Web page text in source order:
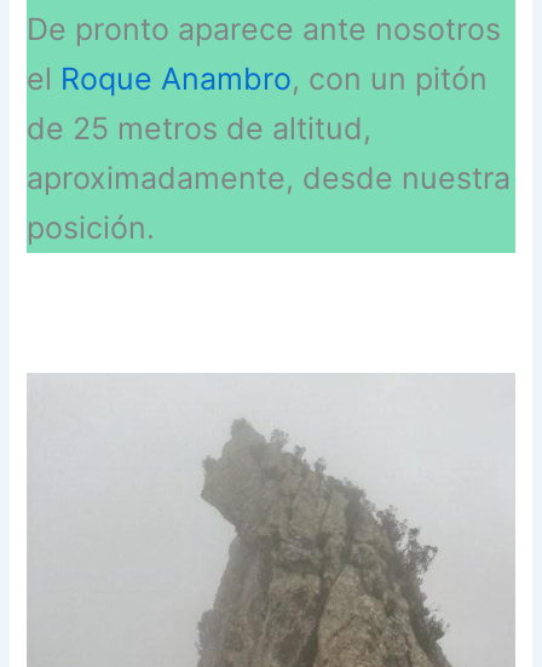
De pronto aparece ante nosotros
el Roque Anambro, con un pitón
de 25 metros de altitud,
aproximadamente, desde nuestra
posición.